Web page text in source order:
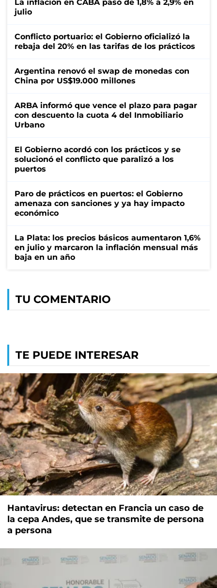
La inflación en CABA pasó de 1,8% a 2,9% en
julio
Conflicto portuario: el Gobierno oficializó la
rebaja del 20% en las tarifas de los prácticos
Argentina renovó el swap de monedas con
China por US$19.000 millones
ARBA informó que vence el plazo para pagar
con descuento la cuota 4 del Inmobiliario
Urbano
El Gobierno acordó con los prácticos y se
solucionó el conflicto que paralizó a los
puertos
Paro de prácticos en puertos: el Gobierno
amenaza con sanciones y ya hay impacto
económico
La Plata: los precios básicos aumentaron 1,6%
en julio y marcaron la inflación mensual más
baja en un año
TU COMENTARIO
TE PUEDE INTERESAR
Hantavirus: detectan en Francia un caso de
la cepa Andes, que se transmite de persona
a persona